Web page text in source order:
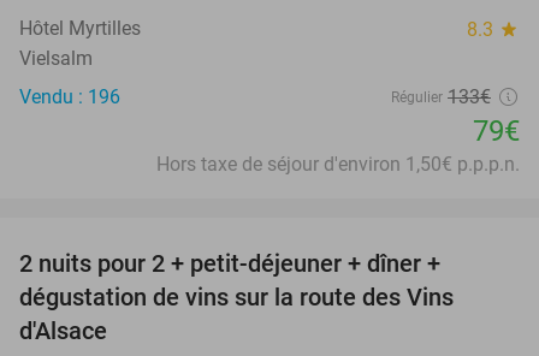
Hôtel Myrtilles 8.3 star
Vielsalm
Vendu : 196
Régulier 133€
79€
Hors taxe de séjour d'environ 1,50€ p.p.p.n.
2 nuits pour 2 + petit-déjeuner + dîner +
dégustation de vins sur la route des Vins
d'Alsace